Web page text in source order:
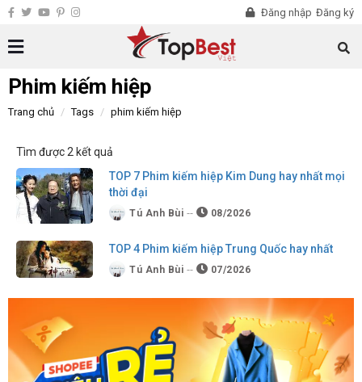
Đăng nhập Đăng ký
Phim kiếm hiệp
Trang chủ Tags phim kiếm hiệp
Tìm được 2 kết quả
TOP 7 Phim kiếm hiệp Kim Dung hay nhất mọi
thời đại
Tú Anh Bùi 08/2026
TOP 4 Phim kiếm hiệp Trung Quốc hay nhất
Tú Anh Bùi 07/2026